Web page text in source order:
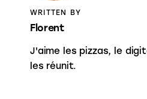
WRITTEN BY
Florent
J'aime les pizzas, le
les réunit.